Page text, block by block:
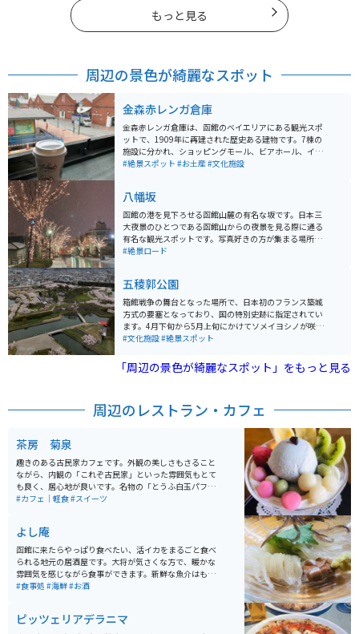
もっと見る
周辺の景色が綺麗なスポット
金森赤レンガ倉庫
金森赤レンガ倉庫は、函館のベイエリアにある観光スポ
ットで、1909年に再建された歴史ある建物です。7棟の
施設に分かれ、ショッピングモール、ビアホール、イベ
ントホールなどとして1988年から営業しています。 冬に
気のスポットなので、周辺には飲食店も充実していま
す。
#絶景スポット #お土産#文化施設
八幡坂
函館の港を見下ろせる函館山麓の有名な坂です。日本三
大夜景のひとつである函館山からの夜景を見る際に通る
有名な観光スポットです。写真好きの方が集まる場所
で、坂の上から写真を撮っている方がたくさんいます。
#絶景ロード
五稜郭公園
箱館戦争の舞台となった場所で、日本初のフランス築城
方式の要塞となっており、国の特別史跡に指定されてい
ます。4月下旬から5月上旬にかけてソメイヨシノが咲き
乱れて絶景になります。公園内から見るのももちろん良
の桜だけでなく、五稜郭公園の独特の形も楽しむことが
できます。
#文化施設#絶景スポット
「周辺の景色が綺麗なスポット」をもっと見る
周辺のレストラン・カフェ
茶房 菊泉
趣きのある古民家カフェです。外観の美しさもさること
ながら、内観の「これぞ古民家」といった雰囲気もとて
も良く、居心地が良いです。名物の「とうふ白玉パフ
ェ」は見た目も可愛らしくカラフルな和風パフェで、店
憩するのにもってこいのスポットです。
#カフェ｜軽食#スイーツ
よし庵
函館に来たらやっぱり食べたい、活イカをまるごと食べ
られる地元の居酒屋です。大将が気さくな方で、暖かな
雰囲気を感じながら食事ができます。新鮮な魚介はもち
ろん、美味しいお料理がたくさんあるので、その日のオ
満点です。
#食事処 #海鮮#お酒
ピッツェリアデラニマ